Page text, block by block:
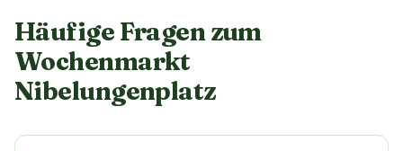
Häufige Fragen zum
Wochenmarkt
Nibelungenplatz